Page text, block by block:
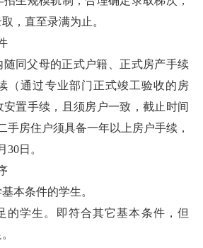
，直至录满为止。
随同父母的正式户籍、正式房产手续
（通过专业部门正式竣工验收的房
安置手续，且须房户一致，截止时间
手房住户须具备一年以上房户手续，
30日。
本条件的学生。
学生。即符合其它基本条件，但